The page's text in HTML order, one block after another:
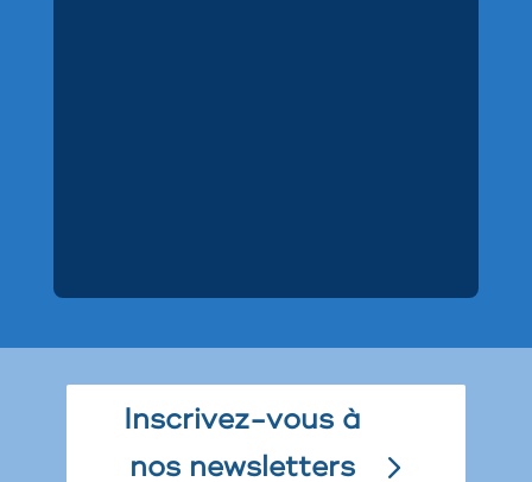
Inscrivez-vous à
nos newsletters